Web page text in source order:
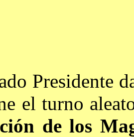
Presidente
el turno
de los